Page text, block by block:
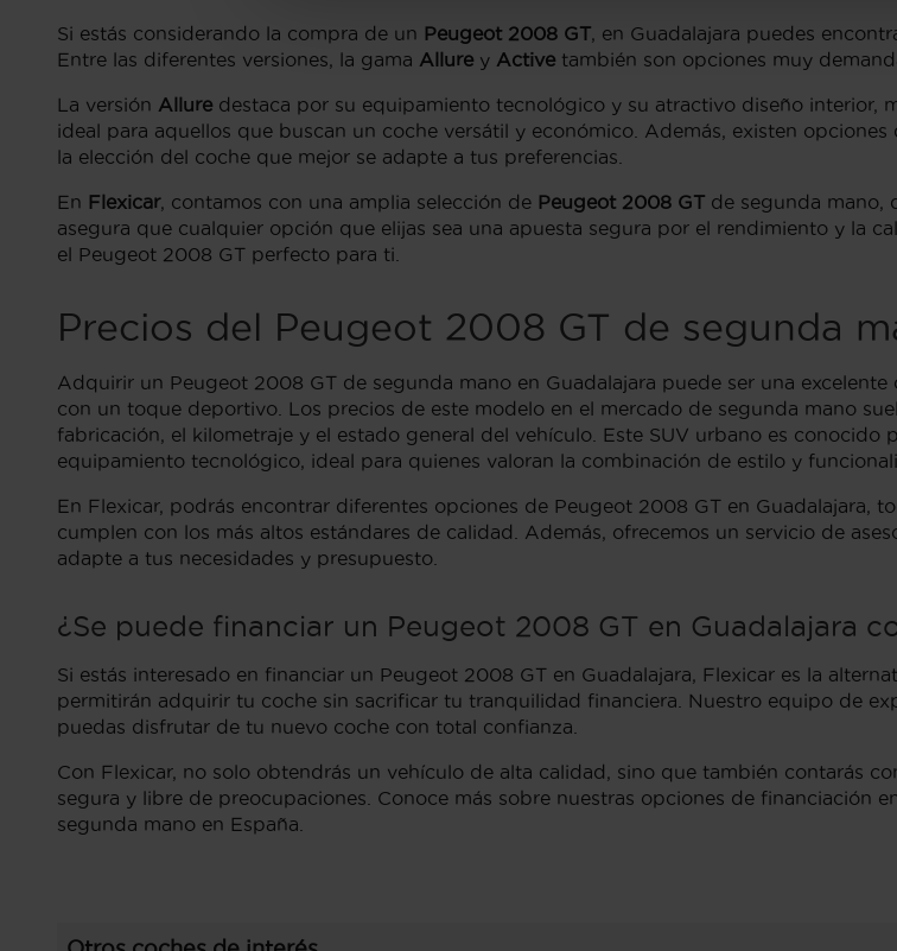
Si estás considerando la compra de un Peugeot 2008 GT, en Guadalajara puedes
Entre las diferentes versiones, la gama Allure y Active también son opciones muy
La versión Allure destaca por su equipamiento tecnológico y su atractivo diseño interior,
ideal para aquellos que buscan un coche versátil y económico. Además, existen
la elección del coche que mejor se adapte a tus preferencias.
En Flexicar, contamos con una amplia selección de Peugeot 2008 GT de segunda mano,
asegura que cualquier opción que elijas sea una apuesta segura por el rendimiento y la
el Peugeot 2008 GT perfecto para ti.
Precios del Peugeot 2008 GT de segunda
Adquirir un Peugeot 2008 GT de segunda mano en Guadalajara puede ser una
con un toque deportivo. Los precios de este modelo en el mercado de segunda mano
fabricación, el kilometraje y el estado general del vehículo. Este SUV urbano es
equipamiento tecnológico, ideal para quienes valoran la combinación de estilo y
En Flexicar, podrás encontrar diferentes opciones de Peugeot 2008 GT en Guadalajara,
cumplen con los más altos estándares de calidad. Además, ofrecemos un servicio de
adapte a tus necesidades y presupuesto.
¿Se puede financiar un Peugeot 2008 GT en Guadalajara
Si estás interesado en financiar un Peugeot 2008 GT en Guadalajara, Flexicar es la
permitirán adquirir tu coche sin sacrificar tu tranquilidad financiera. Nuestro equipo de
puedas disfrutar de tu nuevo coche con total confianza.
Con Flexicar, no solo obtendrás un vehículo de alta calidad, sino que también contarás
segura y libre de preocupaciones. Conoce más sobre nuestras opciones de financiación
segunda mano en España.